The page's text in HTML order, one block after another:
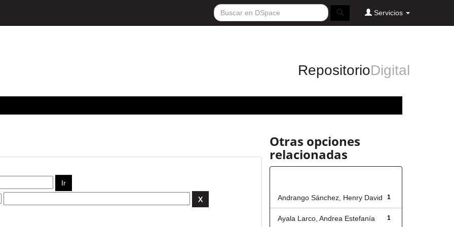
Servicios
RepositorioDigital
Otras opciones
relacionadas
1
Andrango Sánchez, Henry David
1
Ayala Larco, Andrea Estefanía